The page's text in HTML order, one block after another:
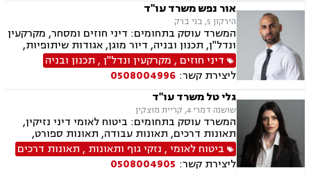
אור נפש משרד עו"ד
הירקון 5, בני ברק
המשרד עוסק בתחומים: דיני חוזים ומסחר, מקרקעין
ונדל"ן, תכנון ובניה, דיור מוגן, אגודות שיתופיות,
ליקויי בנייה מושבים וקיבוצים, פינוי בינוי, קבוצות
רכישה, עסקאות מכר דירה, פינוי מושכר, הפקעת
קרקעות, מגרשים לבניה דיירות מוגנת, נחלות
ומשקים במושבים, רשות מקרקעי ישראל, צווי
הריסה, רישום קבלנים, בתים משותפים נדל"ן
ביהודה ושומרון, דיני תאגידים, אזרחי מסחרי, נזקי
רכוש.
דיני חוזים , מקרקעין ונדל"ן, תכנון ובניה
ליצירת קשר: 0508004996
גלי טל משרד עו"ד
שושנה דמרי 4, קריית מוצקין
המשרד עוסק בתחומים: ביטוח לאומי דיני נזיקין,
תאונות דרכים, תאונות עבודה, תאונות ספורט,
בריאות הנפש אובדן כושר עבודה, תאונות תלמידים,
תאונות עקב רשלנות, צבא ומשרד הביטחון.
ביטוח לאומי, נזקי גוף ותאונות , תאונות דרכים
ליצירת קשר: 0508004905